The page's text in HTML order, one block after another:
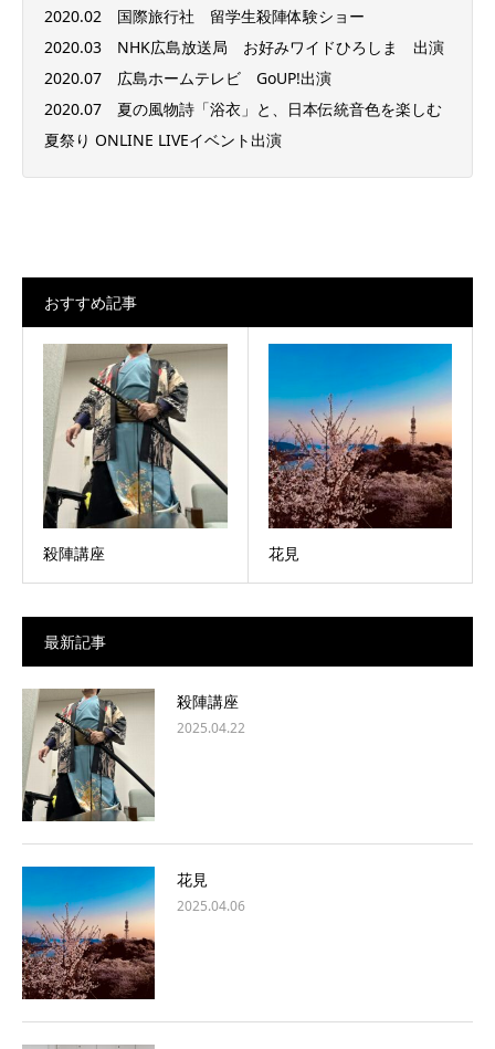
2020.02 国際旅行社 留学生殺陣体験ショー
2020.03 NHK広島放送局 お好みワイドひろしま 出演
2020.07 広島ホームテレビ GoUP!出演
2020.07 夏の風物詩「浴衣」と、日本伝統音色を楽しむ
夏祭り ONLINE LIVEイベント出演
おすすめ記事
殺陣講座 花見
最新記事
殺陣講座
2025.04.22
花見
2025.04.06